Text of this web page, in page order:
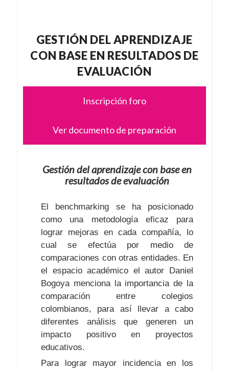
GESTIÓN DEL APRENDIZAJE
CON BASE EN RESULTADOS DE
EVALUACIÓN
Inscripción foro
Ver documento de preparación
Gestión del aprendizaje con base en
resultados de evaluación
El benchmarking se ha posicionado
como una metodología eficaz para
lograr mejoras en cada compañía, lo
cual se efectúa por medio de
comparaciones con otras entidades. En
el espacio académico el autor Daniel
Bogoya menciona la importancia de la
comparación entre colegios
colombianos, para así llevar a cabo
diferentes análisis que generen un
impacto positivo en proyectos
educativos.
Para lograr mayor incidencia en los